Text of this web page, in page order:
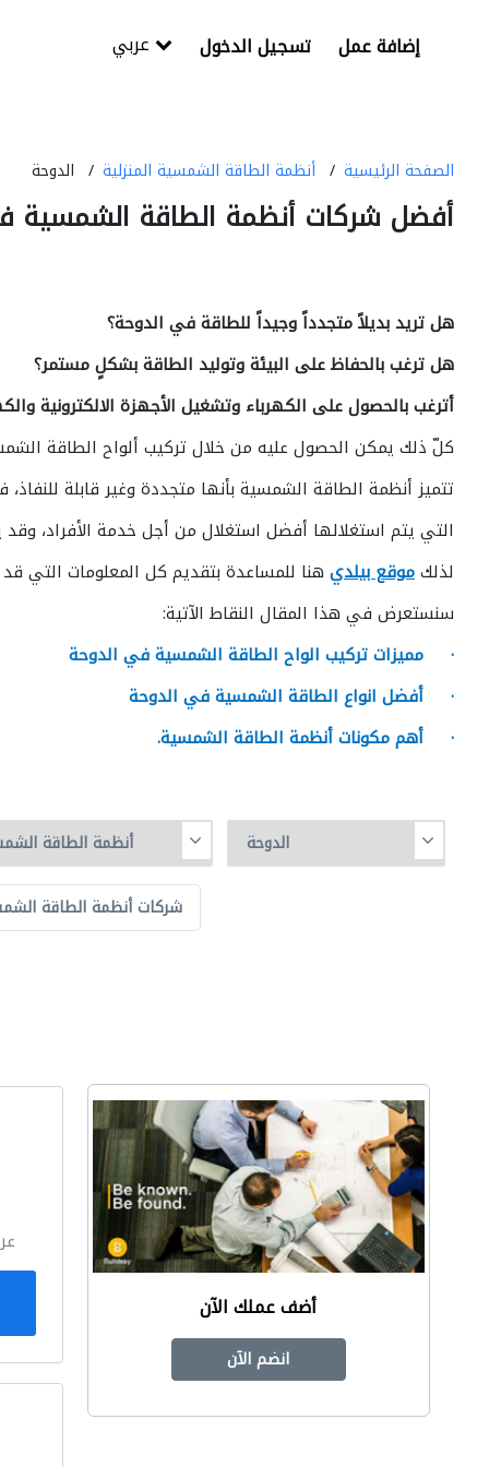
تسجيل الدخول إضافة عمل
الصفحة الرئيسية أنظمة الطاقة الشمسية المنزلية الدوحة
أفضل شركات أنظمة الطاقة الشمسية
هل تريد بديلاً متجدداً وجيداً للطاقة في الدوحة؟
هل ترغب بالحفاظ على البيئة وتوليد الطاقة بشكلٍ مستمر؟
أترغب بالحصول على الكهرباء وتشغيل الأجهزة الالكترونية
كلّ ذلك يمكن الحصول عليه من خلال تركيب ألواح الطاقة
تتميز أنظمة الطاقة الشمسية بأنها متجددة وغير قابلة
التي يتم استغلالها أفضل استغلال من أجل خدمة الأفراد،
لذلكموقع بيلدي هنا للمساعدة بتقديم كل المعلومات التي
سنستعرض في هذا المقال النقاط الآتية:
· مميزات تركيب الواح الطاقة الشمسية في الدوحة
· أفضل انواع الطاقة الشمسية في الدوحة
· أهم مكونات أنظمة الطاقة الشمسية.
شركات أنظمة الطاقة
أضف عملك الآن
انضم الآن